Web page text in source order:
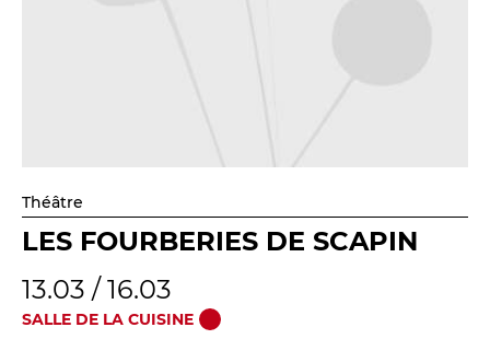
Théâtre
LES FOURBERIES DE SCAPIN
13.03 / 16.03
SALLE DE LA CUISINE